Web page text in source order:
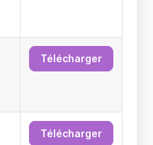
Télécharger
Télécharger